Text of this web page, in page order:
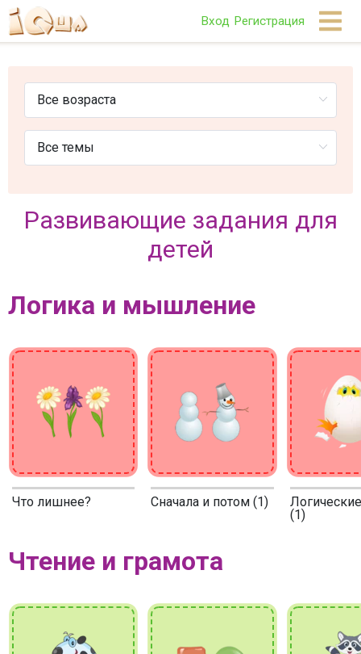
Вход Регистрация
Развивающие задания для
детей
Логика и мышление
Что лишнее? Сначала и потом (1)
(1)
Чтение и грамота